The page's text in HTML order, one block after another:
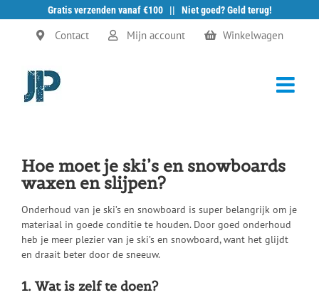
Gratis verzenden vanaf €100 || Niet goed? Geld terug!
Ga
Contact Mijn account Winkelwagen
Hoe moet je ski’s en snowboards
waxen en slijpen?
Onderhoud van je ski’s en snowboard is super belangrijk om je
materiaal in goede conditie te houden. Door goed onderhoud
heb je meer plezier van je ski’s en snowboard, want het glijdt
en draait beter door de sneeuw.
1. Wat is zelf te doen?